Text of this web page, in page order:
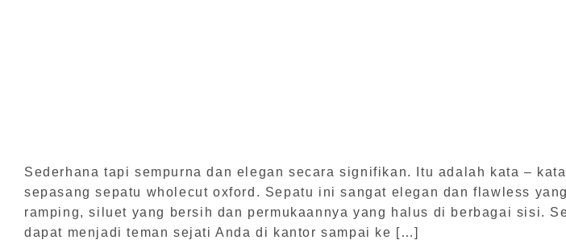
Sederhana tapi sempurna dan elegan secara signifikan. Itu adalah kata –
sepasang sepatu wholecut oxford. Sepatu ini sangat elegan dan flawless
ramping, siluet yang bersih dan permukaannya yang halus di berbagai sisi.
dapat menjadi teman sejati Anda di kantor sampai ke […]